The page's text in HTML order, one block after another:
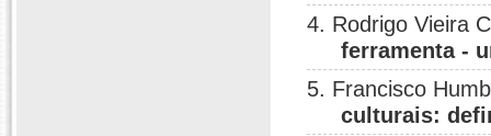
4. Rodrigo Vieira
ferramenta -
5. Francisco
culturais: